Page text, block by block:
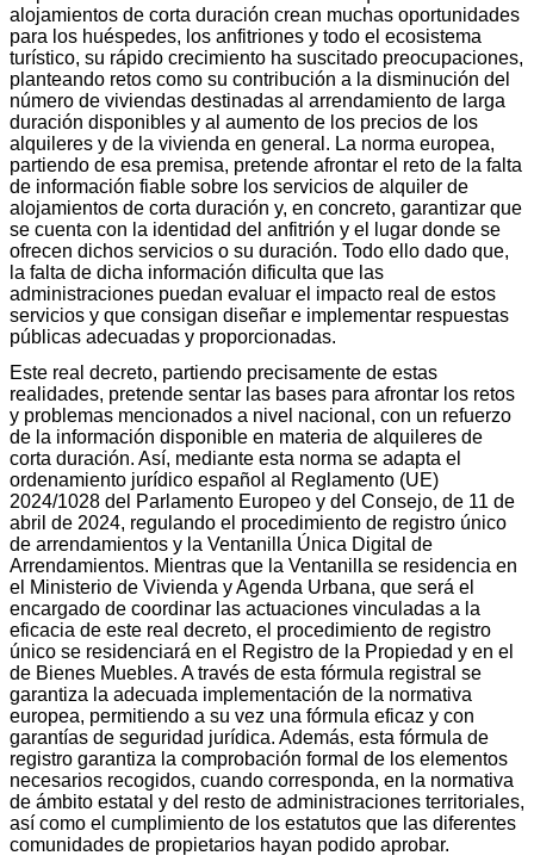
alojamientos de corta duración crean muchas oportunidades
para los huéspedes, los anfitriones y todo el ecosistema
turístico, su rápido crecimiento ha suscitado preocupaciones,
planteando retos como su contribución a la disminución del
número de viviendas destinadas al arrendamiento de larga
duración disponibles y al aumento de los precios de los
alquileres y de la vivienda en general. La norma europea,
partiendo de esa premisa, pretende afrontar el reto de la falta
de información fiable sobre los servicios de alquiler de
alojamientos de corta duración y, en concreto, garantizar que
se cuenta con la identidad del anfitrión y el lugar donde se
ofrecen dichos servicios o su duración. Todo ello dado que,
la falta de dicha información dificulta que las
administraciones puedan evaluar el impacto real de estos
servicios y que consigan diseñar e implementar respuestas
públicas adecuadas y proporcionadas.
Este real decreto, partiendo precisamente de estas
realidades, pretende sentar las bases para afrontar los retos
y problemas mencionados a nivel nacional, con un refuerzo
de la información disponible en materia de alquileres de
corta duración. Así, mediante esta norma se adapta el
ordenamiento jurídico español al Reglamento (UE)
2024/1028 del Parlamento Europeo y del Consejo, de 11 de
abril de 2024, regulando el procedimiento de registro único
de arrendamientos y la Ventanilla Única Digital de
Arrendamientos. Mientras que la Ventanilla se residencia en
el Ministerio de Vivienda y Agenda Urbana, que será el
encargado de coordinar las actuaciones vinculadas a la
eficacia de este real decreto, el procedimiento de registro
único se residenciará en el Registro de la Propiedad y en el
de Bienes Muebles. A través de esta fórmula registral se
garantiza la adecuada implementación de la normativa
europea, permitiendo a su vez una fórmula eficaz y con
garantías de seguridad jurídica. Además, esta fórmula de
registro garantiza la comprobación formal de los elementos
necesarios recogidos, cuando corresponda, en la normativa
de ámbito estatal y del resto de administraciones territoriales,
así como el cumplimiento de los estatutos que las diferentes
comunidades de propietarios hayan podido aprobar.